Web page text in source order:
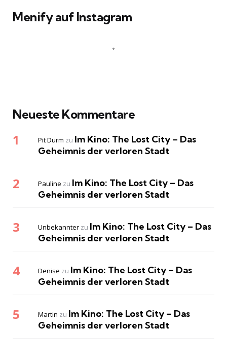
Menify auf Instagram
Neueste Kommentare
Pit Durm zu Im Kino: The Lost City – Das
Geheimnis der verloren Stadt
Pauline zu Im Kino: The Lost City – Das
Geheimnis der verloren Stadt
Unbekannter zu Im Kino: The Lost City – Das
Geheimnis der verloren Stadt
Denise zu Im Kino: The Lost City – Das
Geheimnis der verloren Stadt
Martin zu Im Kino: The Lost City – Das
Geheimnis der verloren Stadt